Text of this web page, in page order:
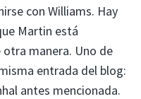
con Williams. Hay
Martin está
manera. Uno de
entrada del blog:
antes mencionada.